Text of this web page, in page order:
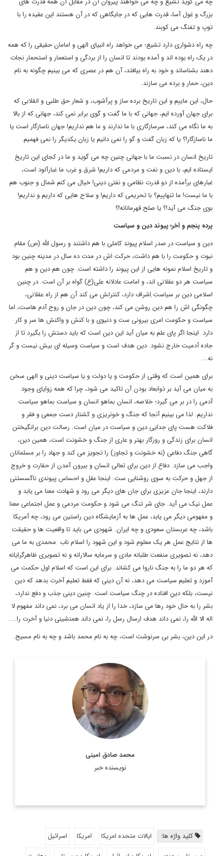
بزرگ و غول آسا، قدرت هایی که در جایگاهی که در آن هستند این عقیده را با
توپ و تفنگ می کوبند.
چه راه دشواری دارد تشیع؛ می خواهد راه انبیای الهی و امامان حقیقی را که همه
در یک راه بوده اند و آمده بودند تا انسان را از بردگی و استعمار و استحمار نجات
دهند بشناساند و خود به راه بیافتد، آن هم در عصری که می بینیم چگونه به نام
دین، حمار و برده می سازند.
حال، این ماییم و این تاریخ برده ساز و پرآشوب، و شعار حق طلبی و انقلابی که
برای جهان آورده ایم، جهانی که با ما گفت و گوی برابر نمی کند، جهانی که از بالا
به ما نگاه می کند، سرسازگاری با ما ندارند و ما هم نداریم! جهان ناسازگار است یا
ما ناسازگار!؟ یا که زبان گفت و گو را نمی دانیم یا زبان یکدیگر را نمی فهمیم.
تاریخ انسان در نسبت ما با جهانی چنین چه می گوید و ما در کجای این تاریخ
ایستاده ایم، با دین و نفت و مردمی که داریم! شرق و غرب ما غبارآلود است،
غبارهای برآمده از دو قدرت نظامی و نفتی دینی! خیال می کنم شمال و جنوب هم
با ما نیست! ما تنهاییم؟ با تحریمی که داریم! و سلاح هایی که داریم و نداریم!
بوی جنگ می آید!؟ یا صلح قهرمانانه!؟
پرده پنجم و آخر؛ پیوند دین و سیاست
دین و سیاست در صدر اسلام پیوند کاملی با هم داشتند و رسول الله (ص) مقام
نبوت و حکومت را با هم داشت، حرکت اش در مدت ده سال در مدینه چنین بود
و تاریخ اسلام نمونه هایی از این پیوند را داشته است. چون هم دین و هم
سیاست هر دو عقلانی اند، و امامت عادلانه علی(ع) گواه بر آن است. در چنین
اسلامی دین بر سیاست اِشراف دارد، کنترلش می کند آن هم از راه عقلانی،
چگونگی اش را هم دین روشن می کند، چون دین در جان و روح آدم هاست، اما
سیاست و حکومت امری بیرونی ست و دنیوی و با کنش و واکنش ها سر و کار
دارد. اینجا اگر پای علم به میان آید این دین است که باید دستش را بگیرد تا از
جاده آدمیت خارج نشود. دین هدف است و سیاست وسیله ای بیش نیست و گر
نه...
برای همین است که وقتی از حکومت و یا دولت و یا سیاست دینی و الهی سخن
به میان می آید بر ذوابعاد بودن آن تاکید می شود، چرا که همه زوایای وجود
آدمی را در بر می گیرد؛ خلاصه، انسان بماهو انسان و سیاست بماهو سیاست
نداریم. لذا می بینیم آنجا که جنگ و خونریزی و کشتار دست جمعی و فقر و
فلاکت هست پای جدایی دین و سیاست در میان است. رسالت دین برانگیختن
انسان برای زندگی و روزگار بهتر و عاری از جنگ و خشونت است، همین دین،
گاهی جنگ دفاعی (نه خشونت و تجاوز) را تجویز می کند و جهاد را بر مسلمانان
واجب می سازد. دفاع از دین برای تعالی انسان و بیرون آمدن از حقارت و خروج
از جهل و حرکت به سوی روشنایی ست. اینجا عقل و احساس پیوندی ناگسستنی
دارند، اینجا جان عزیزی برای جان های دیگر می رود و شهادت معنا می یابد و
عمل نیک می آید. جای شر تنگ می شود و حکومت مردمی و عمل اجتماعی معنا
و مفهومی دیگر می یابد، عمل ها به آزمایشگاه دین راستین می رود، چه آمریکا
باشد، چه عربستان سعودی و چه ایران. شهودی می باید تا واقعیت ها و حقیقت
ها از نتایج عمل هر یک معلوم شود و این شهود را اسلام ناب محمدی به ما می
دهد، نه تصویری منفعت طلبانه مادی و سرمایه سالارانه و نه تصویری ظاهرگرایانه
که هر دو ما را به جنگ ناروا می کشاند. برای این است که اسلام اول حکمت می
آموزد و تعلیم سیاست می دهد، نه آن دینی که فقط تعلیم آخرت بدهد که دین
نیست، بلکه دینِ افتاده در چنگ سیاست است. چنین دینی جذب و دفع ندارد،
بشر را به حال خود رها می سازد، خدا را از یاد انسان می برد، نمی داند مفهوم لا
اله الا الله را، نمی داند هدف ارسال رسل را، نمی داند همنشینی دنیا و آخرت را....
در این دین، بشر بی سرنوشت است، چه به نام محمد باشد و چه به نام مسیح.
محمد صادق امینی
نویسنده خبر
پیشتر وابسته فرهنگی در کشور کنیا، دبیر شورای کتاب و مسئول در
امور ترجمه و نشر بین الملل بوده و مقالات و یادداشت هایی از او
در زمینه ترجمه و ...
اطلاعات بیشتر
کلید واژه ها: ایالات متحده امریکا امریکا
اسرائیل